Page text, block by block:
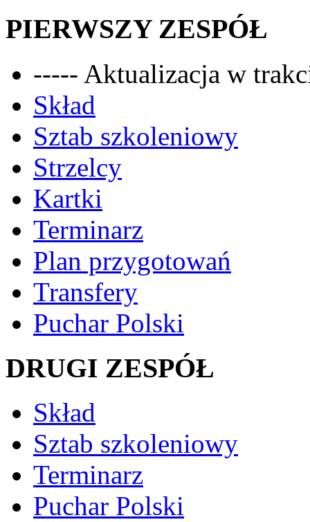
PIERWSZY ZESPÓŁ
----- Aktualizacja w
Skład
Sztab szkoleniowy
Strzelcy
Kartki
Terminarz
Plan przygotowań
Transfery
Puchar Polski
DRUGI ZESPÓŁ
Skład
Sztab szkoleniowy
Terminarz
Puchar Polski